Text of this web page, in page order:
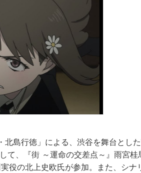
島行徳」による、渋谷を舞台とし
て、『街 ～運命の交差点～』雨宮桂
役の北上史欧氏が参加。また、シナ